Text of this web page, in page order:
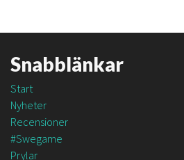
Snabblänkar
Start
Nyheter
Recensioner
#Swegame
Prylar